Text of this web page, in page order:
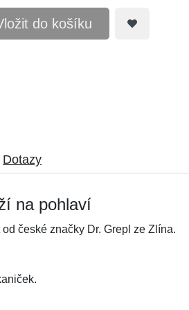
do košíku
Dotazy
na pohlaví
české značky Dr. Grepl ze Zlína.